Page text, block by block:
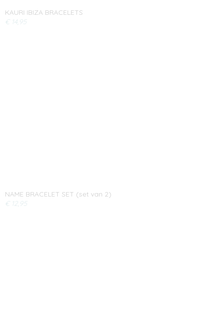
KAURI IBIZA BRACELETS
€ 14,95
NAME BRACELET SET (set van 2)
€ 12,95